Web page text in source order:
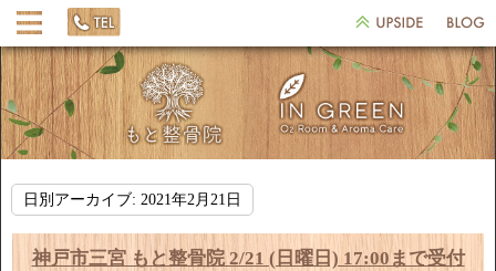
日別アーカイブ: 2021年2月21日
神戸市三宮 もと整骨院 2/21 (日曜日) 17:00まで受付